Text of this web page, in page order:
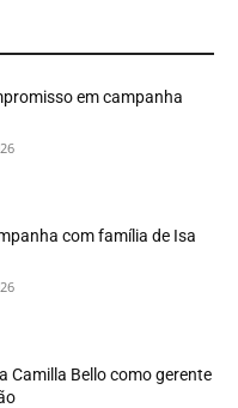
em campanha
com família de Isa
Camilla Bello como gerente